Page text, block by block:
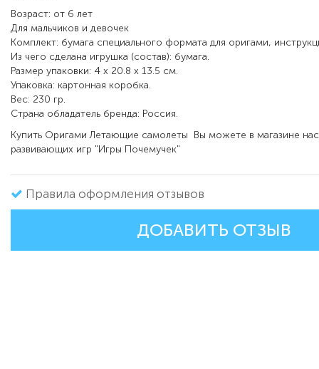
Возраст: от 6 лет
Для мальчиков и девочек
Комплект: бумага специального формата для оригами,
Из чего сделана игрушка (состав): бумага.
Размер упаковки: 4 x 20.8 x 13.5 см.
Упаковка: картонная коробка.
Вес: 230 гр.
Страна обладатель бренда: Россия.
Купить Оригами Летающие самолеты Вы можете в магазине
развивающих игр "Игры Почемучек"
Правила оформления отзывов
ДОБАВИТЬ ОТЗЫВ